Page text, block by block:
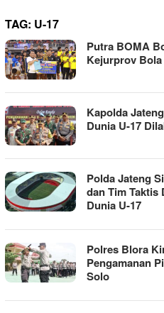
TAG: U-17
Putra BOMA
Kejurprov Bola
Kapolda
Dunia U-17
Polda Jateng
dan Tim Taktis
Dunia U-17
Polres Blora
Pengamanan
Solo